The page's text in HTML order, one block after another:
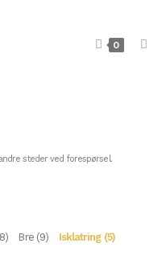
0
steder ved forespørsel.
Bre (9)
Isklatring (5)